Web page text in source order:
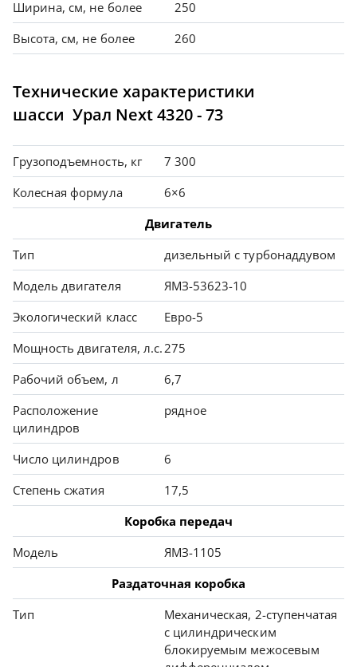
Ширина, см, не более
250
Высота, см, не более
260
Технические характеристики
шасси Урал Next 4320 - 73
Грузоподъемность, кг
7 300
Колесная формула
6×6
Двигатель
Тип
дизельный с турбонаддувом
Модель двигателя
ЯМЗ-53623-10
Экологический класс
Евро-5
Мощность двигателя, л.с.275
Рабочий объем, л
6,7
Расположение
цилиндров
рядное
Число цилиндров
6
Степень сжатия
17,5
Коробка передач
Модель
ЯМЗ-1105
Раздаточная коробка
Тип
Механическая, 2-ступенчатая
с цилиндрическим
блокируемым межосевым